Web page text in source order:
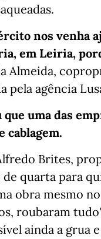
nos venha
em Leiria,
Almeida,
pela agência
uma das
cablagem.
Brites,
quarta para
obra mesmo
roubaram
ainda a grua